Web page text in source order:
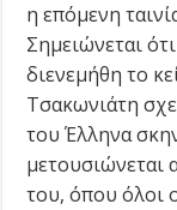
η επόμενη
Σημειώνεται
διενεμήθη το
Τσακωνιάτη
του Έλληνα
μετουσιώνεται
του, όπου όλοι